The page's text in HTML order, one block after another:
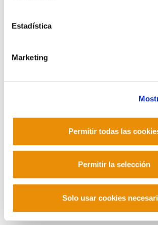
Estadística
Marketing
Permitir todas las
Permitir la selección
Solo usar cookies
Mastodon